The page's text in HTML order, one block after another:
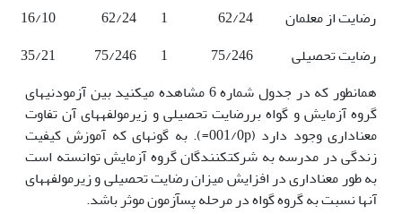
رضایت از معلمان
62/24
1
62/24
16/10
رضایت تحصیلی
75/246
1
75/246
35/21
همان­طور که در جدول شماره 6 مشاهده می­کنید بین آزمودنی­های
گروه آزمایش و گواه بررضایت تحصیلی و زیرمولفه­های آن تفاوت
معناداری وجود دارد (001/0p=). به گونه­ای که آموزش کیفیت
زندگی در مدرسه به شرکت­کنندگان گروه آزمایش توانسته است
به طور معناداری در افزایش میزان رضایت تحصیلی و زیرمولفه­های
آن­ها نسبت به گروه گواه در مرحله­ پس­آزمون موثر باشد.